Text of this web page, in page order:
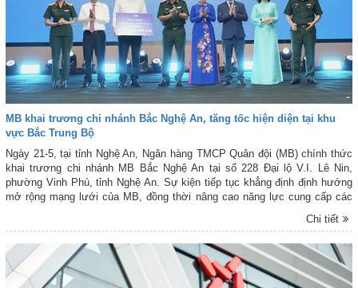
MB khai trương chi nhánh Bắc Nghệ An, tăng tốc hiện diện tại khu
vực Bắc Trung Bộ
Ngày 21-5, tại tỉnh Nghệ An, Ngân hàng TMCP Quân đội (MB) chính thức
khai trương chi nhánh MB Bắc Nghệ An tại số 228 Đại lộ V.I. Lê Nin,
phường Vinh Phú, tỉnh Nghệ An. Sự kiện tiếp tục khẳng định định hướng
mở rộng mạng lưới của MB, đồng thời nâng cao năng lực cung cấp các
Chi tiết